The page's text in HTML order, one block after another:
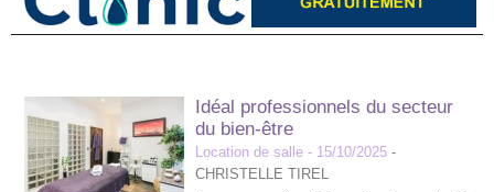
Idéal professionnels du secteur
du bien-être
Location de salle - 15/10/2025 -
CHRISTELLE TIREL